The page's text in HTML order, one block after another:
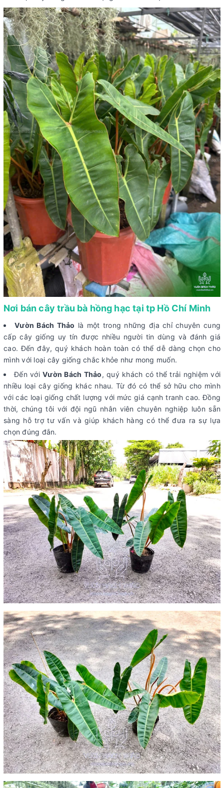
Nơi bán cây trầu bà hồng hạc tại tp Hồ Chí Minh
Vườn Bách Thảo là một trong những địa chỉ chuyên cung
cấp cây giống uy tín được nhiều người tin dùng và đánh giá
cao. Đến đây, quý khách hoàn toàn có thể dễ dàng chọn cho
mình với loại cây giống chắc khỏe như mong muốn.
Đến với Vườn Bách Thảo, quý khách có thể trải nghiệm với
nhiều loại cây giống khác nhau. Từ đó có thể sở hữu cho mình
với các loại giống chất lượng với mức giá cạnh tranh cao. Đồng
thời, chúng tôi với đội ngũ nhân viên chuyên nghiệp luôn sẵn
sàng hỗ trợ tư vấn và giúp khách hàng có thể đưa ra sự lựa
chọn đúng đắn.